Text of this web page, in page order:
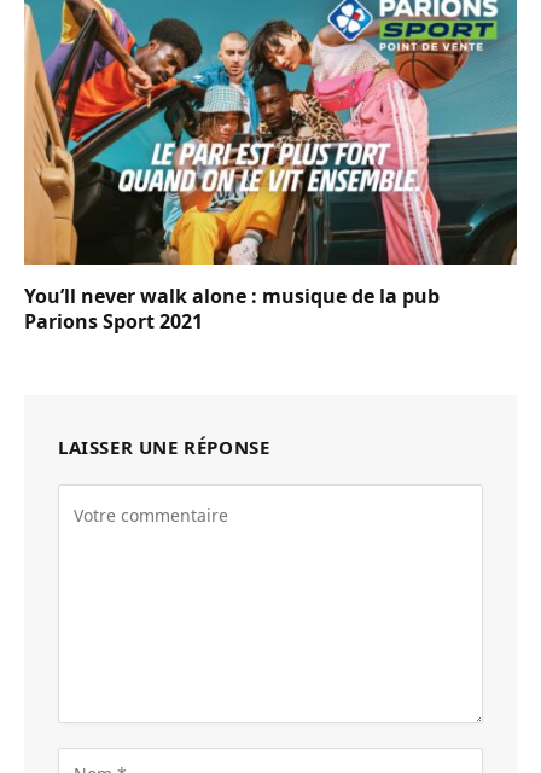
You’ll never walk alone : musique de la pub
Parions Sport 2021
LAISSER UNE RÉPONSE